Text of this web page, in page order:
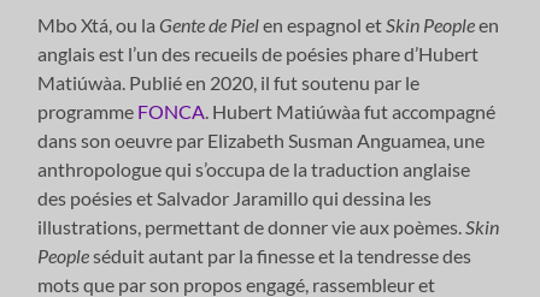
Mbo Xtá, ou laGente de Pielen espagnol etSkin Peopleen
anglais est l’un des recueils de poésies phare d’Hubert
Matiúwàa. Publié en 2020, il fut soutenu par le
programme FONCA. Hubert Matiúwàa fut accompagné
dans son oeuvre par Elizabeth Susman Anguamea, une
anthropologue qui s’occupa de la traduction anglaise
des poésies et Salvador Jaramillo qui dessina les
illustrations, permettant de donner vie aux poèmes.Skin
Peopleséduit autant par la finesse et la tendresse des
mots que par son propos engagé, rassembleur et